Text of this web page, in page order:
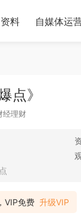
料 自媒体运
点》
经理财
VIP免费 升级VIP